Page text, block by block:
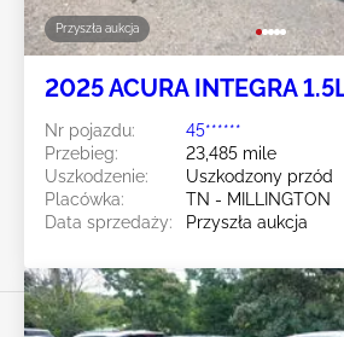
Przyszła aukcja
2025 ACURA INTEGRA
Nr pojazdu:
45******
Przebieg:
23,485 mile
Uszkodzenie:
Uszkodzony przód
Placówka:
TN - MILLINGTON
Data sprzedaży:
Przyszła aukcja